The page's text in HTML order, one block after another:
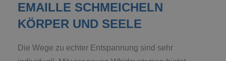
EMAILLE SCHMEICHELN
KÖRPER UND SEELE
Die Wege zu echter Entspannung sind sehr